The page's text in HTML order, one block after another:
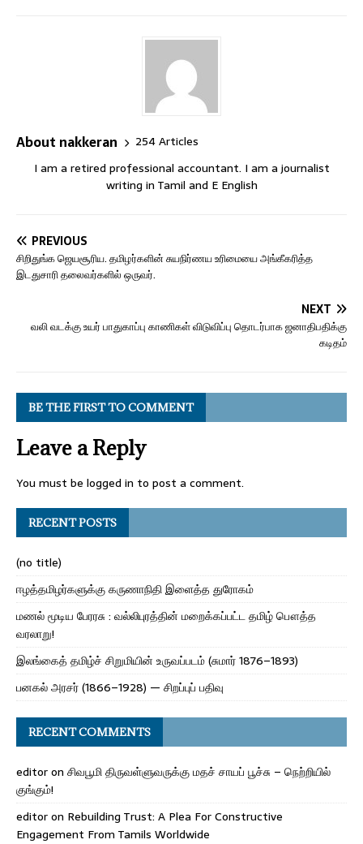
About nakkeran
254 Articles
I am a retired professional accountant. I am a journalist
writing in Tamil and E English
PREVIOUS
சிறிதுங்க ஜெயசூரிய. தமிழர்களின் சுயநிர்ணய உரிமையை அங்கீகரித்த
இடதுசாரி தலைவர்களில் ஒருவர்.
NEXT
வலி வடக்கு உயர் பாதுகாப்பு காணிகள் விடுவிப்பு தொடர்பாக ஜனாதிபதிக்கு
கடிதம்
BE THE FIRST TO COMMENT
Leave a Reply
You must be logged in to post a comment.
RECENT POSTS
(no title)
ஈழத்தமிழர்களுக்கு கருணாநிதி இளைத்த துரோகம்
மணல் மூடிய பேரரசு : வல்லிபுரத்தின் மறைக்கப்பட்ட தமிழ் பௌத்த
வரலாறு!
இலங்கைத் தமிழ்ச் சிறுமியின் உருவப்படம் (சுமார் 1876–1893)
பனகல் அரசர் (1866–1928) — சிறப்புப் பதிவு
RECENT COMMENTS
editoron சிவபூமி திருவள்ளுவருக்கு மதச் சாயப் பூச்சு – நெற்றியில்
குங்கும்!
editoron Rebuilding Trust: A Plea For Constructive
Engagement From Tamils Worldwide